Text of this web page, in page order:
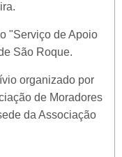
"Serviço de Apoio
São Roque.
organizado por
de Moradores
da Associação